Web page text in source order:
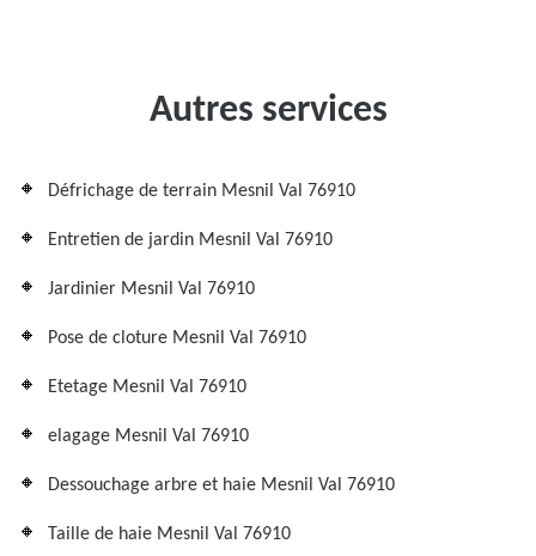
Autres services
Défrichage de terrain Mesnil Val 76910
Entretien de jardin Mesnil Val 76910
Jardinier Mesnil Val 76910
Pose de cloture Mesnil Val 76910
Etetage Mesnil Val 76910
elagage Mesnil Val 76910
Dessouchage arbre et haie Mesnil Val 76910
Taille de haie Mesnil Val 76910